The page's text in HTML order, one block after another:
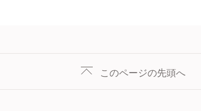
このページの先頭へ